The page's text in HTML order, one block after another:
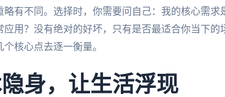
略有不同。选择时，你需要问自己：我的核心需
应用？没有绝对的好坏，只有是否最适合你当下
核心点去逐一衡量。
身，让生活浮现